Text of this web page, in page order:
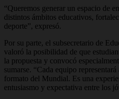
“Queremos generar un espacio de
distintos ámbitos educativos,
deporte”, expresó.
Por su parte, el subsecretario de
valoró la posibilidad de que
la propuesta y convocó
sumarse. “Cada equipo
formato del Mundial. Es una
entusiasmo y expectativa entre los